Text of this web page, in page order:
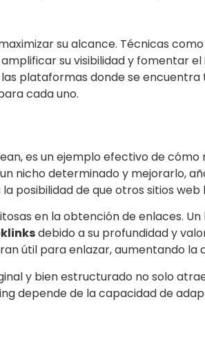
su alcance. Técnicas
su visibilidad y fomentar
plataformas donde se
cada uno.
es un ejemplo efectivo de
nicho determinado y mejorarlo,
posibilidad de que otros sitios
en la obtención de enlaces.
debido a su profundidad y
útil para enlazar, aumentando la
y bien estructurado no solo
depende de la capacidad de